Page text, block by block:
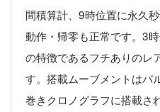
間積算計、9時位置に永久
動作・帰零も正常です。3
の特徴であるフチありのレ
す。搭載ムーブメントはバ
巻きクロノグラフに搭載さ